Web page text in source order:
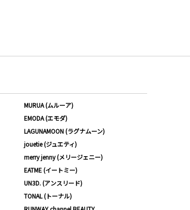
MURUA (ムルーア)
EMODA (エモダ)
LAGUNAMOON (ラグナムーン)
jouetie (ジュエティ)
merry jenny (メリージェニー)
EATME (イートミー)
UN3D. (アンスリード)
TONAL (トーナル)